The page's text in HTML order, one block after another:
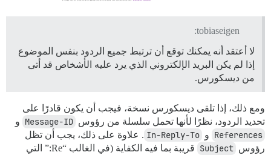
tobiaseigen:
لا أعتقد أنه يمكنك توقع أن ترتبط جميع الردود بنفس الموضوع
إذا لم يكن البريد الإلكتروني الذي يرد عليه الأشخاص قد أتى
من ديسكورس.
ومع ذلك، إذا تلقى ديسكورس نسخة، فيجب أن يكون قادرًا على
تحديد الردود، نظرًا لأنها تحمل سلسلة من رؤوس Message-ID و
References و In-Reply-To . علاوة على ذلك، يجب أن تظل
رؤوس Subject
قريبة بما فيه الكفاية (في الغالب “Re:” التي